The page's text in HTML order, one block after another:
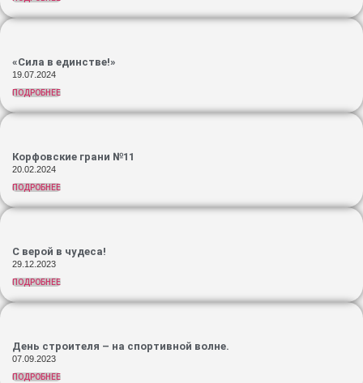
«Сила в единстве!»
19.07.2024
ПОДРОБНЕЕ
Корфовские грани №11
20.02.2024
ПОДРОБНЕЕ
С верой в чудеса!
29.12.2023
ПОДРОБНЕЕ
День строителя – на спортивной волне.
07.09.2023
ПОДРОБНЕЕ